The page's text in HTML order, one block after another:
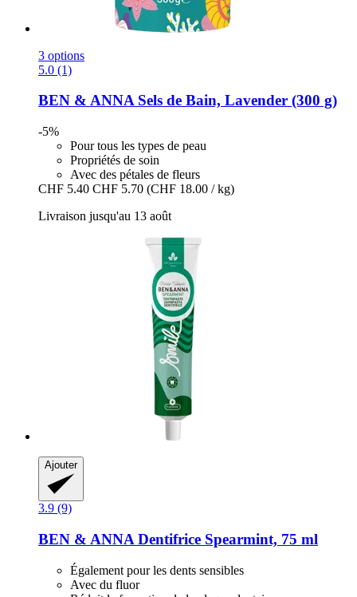
3 options
5.0 (1)
BEN & ANNASels de Bain, Lavender (300 g)
-5%
Pour tous les types de peau
Propriétés de soin
Avec des pétales de fleurs
CHF 5.40 CHF 5.70 (CHF 18.00 / kg)
Livraison jusqu'au 13 août
Ajouter
3.9 (9)
BEN & ANNA Dentifrice Spearmint, 75 ml
Également pour les dents sensibles
Avec du fluor